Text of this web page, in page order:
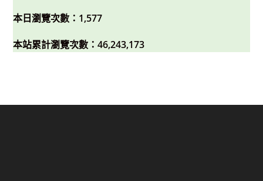
本日瀏覽次數：1,577
本站累計瀏覽次數：46,243,173